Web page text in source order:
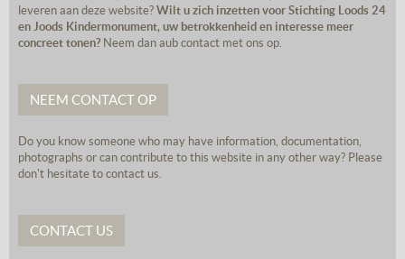
leveren aan deze website? Wilt u zich inzetten voor Stichting Loods 24
en Joods Kindermonument, uw betrokkenheid en interesse meer
concreet tonen? Neem dan aub contact met ons op.
NEEM CONTACT OP
Do you know someone who may have information, documentation,
photographs or can contribute to this website in any other way? Please
don't hesitate to contact us.
CONTACT US